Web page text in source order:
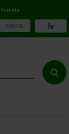
foreste